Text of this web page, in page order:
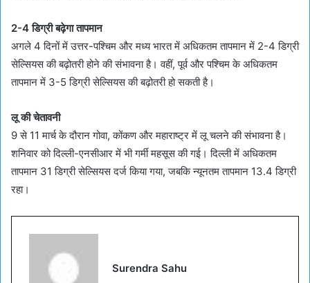
2-4 डिग्री बढ़ेगा तापमान
अगले 4 दिनों में उत्तर-पश्चिम और मध्य भारत में अधिकतम तापमान में 2-4 डिग्री
सेल्सियस की बढ़ोतरी होने की संभावना है। वहीं, पूर्व और पश्चिम के अधिकतम
तापमान में 3-5 डिग्री सेल्सियस की बढ़ोतरी हो सकती है।
लू की चेतावनी
9 से 11 मार्च के दौरान गोवा, कोंकण और महाराष्ट्र में लू चलने की संभावना है।
शनिवार को दिल्ली-एनसीआर में भी गर्मी महसूस की गई। दिल्ली में अधिकतम
तापमान 31 डिग्री सेल्सियस दर्ज किया गया, जबकि न्यूनतम तापमान 13.4 डिग्री
रहा।
Surendra Sahu